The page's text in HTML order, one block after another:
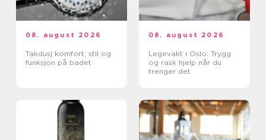
08. august 2026
Takdusj komfort, stil og
funksjon på badet
08. august 2026
Legevakt i Oslo: Trygg
og rask hjelp når du
trenger det